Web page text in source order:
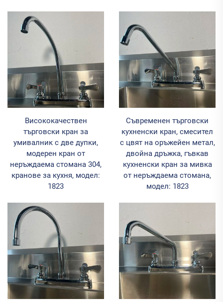
Висококачествен
търговски кран за
умивалник с две дупки,
модерен кран от
неръждаема стомана 304,
кранове за кухня, модел:
1823
Съвременен търговски
кухненски кран, смесител
с цвят на оръжейен метал,
двойна дръжка, гъвкав
кухненски кран за мивка
от неръждаема стомана,
модел: 1823